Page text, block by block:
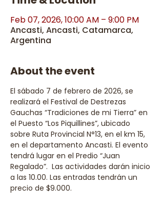
Feb 07, 2026, 10:00 AM – 9:00 PM
Ancasti, Ancasti, Catamarca,
Argentina
About the event
El sábado 7 de febrero de 2026, se
realizará el Festival de Destrezas
Gauchas “Tradiciones de mi Tierra” en
el Puesto “Los Piquillines”, ubicado
sobre Ruta Provincial N°13, en el km 15,
en el departamento Ancasti. El evento
tendrá lugar en el Predio “Juan
Regalado”.  Las actividades darán inicio
a las 10.00. Las entradas tendrán un
precio de $9.000.